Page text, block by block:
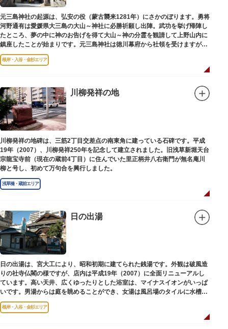
元三島神社の起源は、弘安の役（蒙古襲来1281年）にさかのぼります。勇将
河野通有は愛媛県大三島の大山～神社に必勝祈願し出陣。武功を挙げ帰陣し
たところ、夢の中に神のお告げを得て大山～神の分霊を観請して上野山内に
鎮座したことが始まりです。元三島神社は徳川幕府から社領を受けますが、
御用地となったために上野から浅草へ移転し、現在の地に至ります。
根岸・入谷・金杉エリア
川柳発祥の地
川柳発祥の地碑は、三筋2丁目交差点の南東角に建っている石碑です。平成
19年（2007）、川柳発祥250年を記念して建立されました。旧浅草新堀天台
宗龍宝寺前（現在の蔵前4丁目）に住んでいた里正柄井八右衛門が無名庵川
柳と号し、初めて万句合を興行しました。
浅草橋・蔵前エリア
日の出湯
日の出湯は、宮大工により、昭和初期に建てられた銭湯です。外観は破風造
りの社寺仏閣の様ですが、店内は平成19年（2007）に全面リニューアルし
ています。高い天井、広くゆったりとした浴室は、マイナスイオンがいっぱ
いです。男湯からは庭を眺めることができ、女湯は風呂場のタイルに水槽が
はめ込まれ、可愛い金魚が泳いでいます。
根岸・入谷・金杉エリア